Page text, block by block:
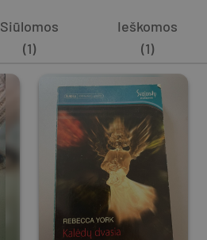
Siūlomos
(1)
Ieškomos
(1)